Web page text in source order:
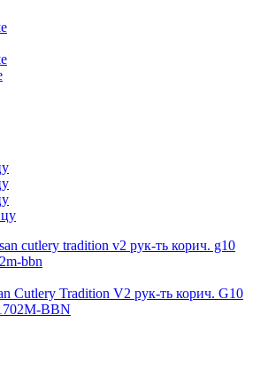
Cutlery Tradition V2 рук-ть корич. G10
BBN